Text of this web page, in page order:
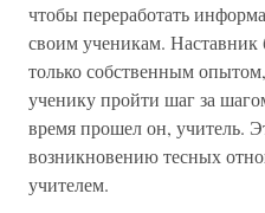
чтобы переработать
своим ученикам. Наставник
только собственным
ученику пройти шаг за
время прошел он, учитель.
возникновению тесных
учителем.